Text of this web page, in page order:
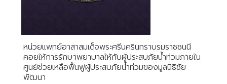
หน่วยแพทย์อาสาสมเด็จพระศรีนครินทราบรมราชชนนี
คอยให้การรักษาพยาบาลให้กับผู้ประสบภัยน้ำท่วมภายใน
ศูนย์ช่วยเหลือฟื้นฟูผู้ประสบภัยน้ำท่วมของมูลนิธิชัย
พัฒนา